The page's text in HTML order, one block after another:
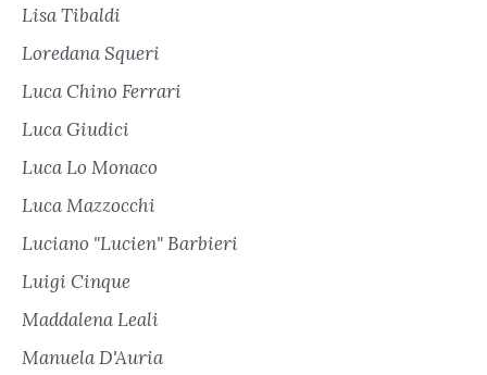
Lisa Tibaldi
Loredana Squeri
Luca Chino Ferrari
Luca Giudici
Luca Lo Monaco
Luca Mazzocchi
Luciano "Lucien" Barbieri
Luigi Cinque
Maddalena Leali
Manuela D'Auria